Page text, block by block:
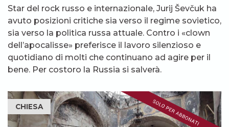
Star del rock russo e internazionale, Jurij Ševčuk ha
avuto posizioni critiche sia verso il regime sovietico,
sia verso la politica russa attuale. Contro i «clown
dell’apocalisse» preferisce il lavoro silenzioso e
quotidiano di molti che continuano ad agire per il
bene. Per costoro la Russia si salverà.
CHIESA